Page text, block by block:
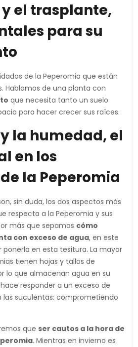
y el trasplante,
para su
de la Peperomia que están
Hablamos de una planta con
que necesita tanto un suelo
para hacer crecer sus raíces.
y la humedad, el
en los
la Peperomia
sin duda, los dos aspectos más
respecta a la Peperomia y sus
más que sepamos cómo
con exceso de agua, en este
en esta tesitura. La mayor
tienen hojas y tallos de
lo que almacenan agua en su
responder a un exceso de
suculentas: comprometiendo
que ser cautos a la hora de
. Mientras en invierno es